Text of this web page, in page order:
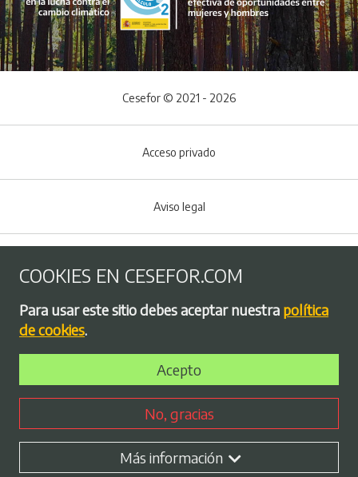
Menú del pie
Cesefor © 2021 - 2026
Acceso privado
Aviso legal
Política de privacidad
Bolsa de empleo
Perfil contratante
COOKIES EN CESEFOR.COM
Para usar este sitio debes aceptar nuestra política
de cookies.
Acepto
No, gracias
Más información